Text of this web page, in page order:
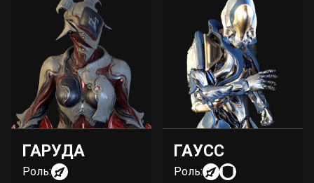
ГАРУДА
Роль:
ГАУСС
Роль: